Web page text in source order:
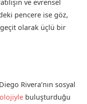
ve evrensel
pencere ise göz,
olarak üçlü bir
Rivera’nın sosyal
buluşturduğu